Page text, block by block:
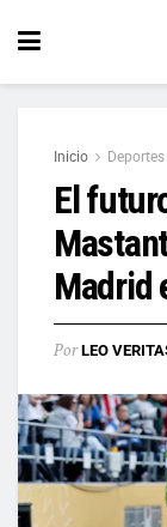
Inicio Deportes
El
Madrid
Por LEO